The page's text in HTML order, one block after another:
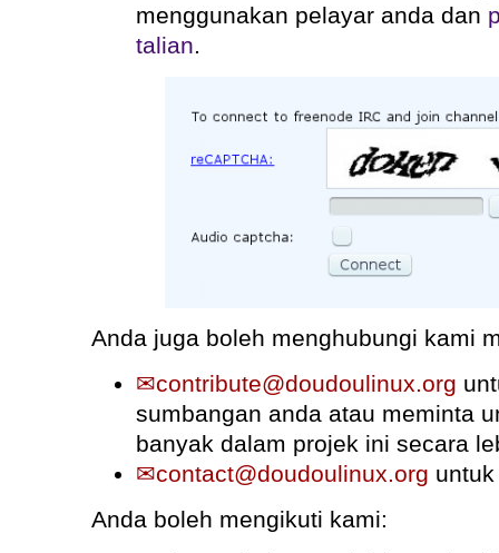
menggunakan pelayar anda dan
talian.
Anda juga boleh menghubungi kami
contribute@doudoulinux.org
sumbangan anda atau meminta
banyak dalam projek ini secara
contact@doudoulinux.org
Anda boleh mengikuti kami: